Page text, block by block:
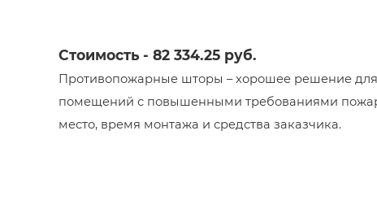
Стоимость - 82 334.25 руб.
Противопожарные шторы – хорошее решение
помещений с повышенными требованиями
место, время монтажа и средства заказчика.